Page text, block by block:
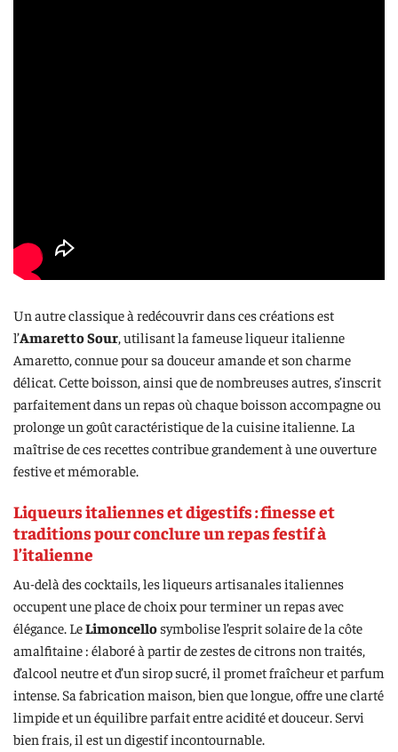
Un autre classique à redécouvrir dans ces créations est
l’Amaretto Sour , utilisant la fameuse liqueur italienne
Amaretto, connue pour sa douceur amande et son charme
délicat. Cette boisson, ainsi que de nombreuses autres, s’inscrit
parfaitement dans un repas où chaque boisson accompagne ou
prolonge un goût caractéristique de la cuisine italienne. La
maîtrise de ces recettes contribue grandement à une ouverture
festive et mémorable.
Liqueurs italiennes et digestifs : finesse et
traditions pour conclure un repas festif à
l’italienne
Au-delà des cocktails, les liqueurs artisanales italiennes
occupent une place de choix pour terminer un repas avec
élégance. LeLimoncellosymbolise l’esprit solaire de la côte
amalfitaine : élaboré à partir de zestes de citrons non traités,
d’alcool neutre et d’un sirop sucré, il promet fraîcheur et parfum
intense. Sa fabrication maison, bien que longue, offre une clarté
limpide et un équilibre parfait entre acidité et douceur. Servi
bien frais, il est un digestif incontournable.